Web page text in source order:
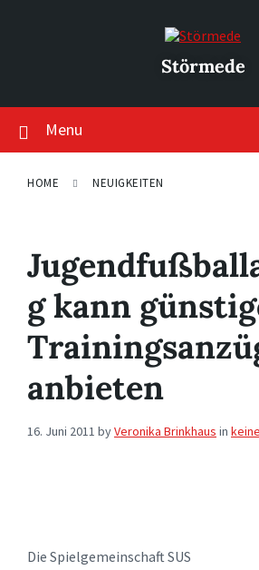
Störmede
Menu
HOME NEUIGKEITEN
g kann
anbieten
16. Juni 2011 byVeronika Brinkhaus in
Die Spielgemeinschaft SUS